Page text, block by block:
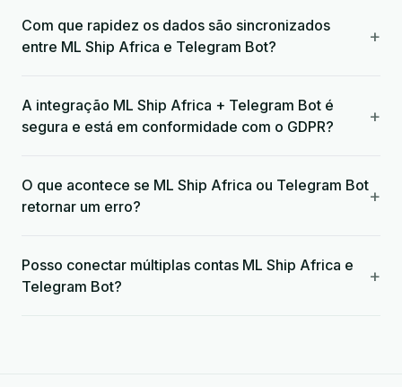
Com que rapidez os dados são sincronizados
entre ML Ship Africa e Telegram Bot?
+
A integração ML Ship Africa + Telegram Bot é
segura e está em conformidade com o GDPR?
+
O que acontece se ML Ship Africa ou Telegram Bot
retornar um erro?
+
Posso conectar múltiplas contas ML Ship Africa e
Telegram Bot?
+